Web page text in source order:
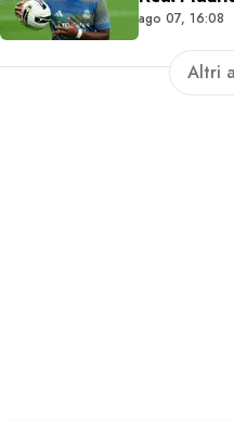
Endrick in
ago 07, 16:08
Altri